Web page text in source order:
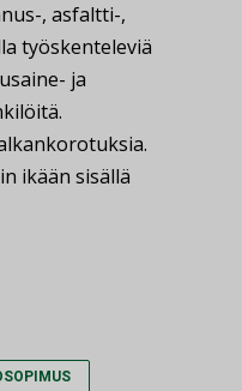
, asfaltti-,
työskenteleviä
ja
ikään sisällä